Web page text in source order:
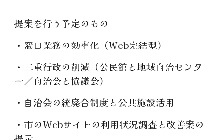
提案を行う予定のもの
・窓口業務の効率化（Web完結型）
・二重行政の削減（公民館と地域自治センタ
ー／自治会と協議会）
・自治会の統廃合制度と公共施設活用
・市のWebサイトの利用状況調査と改善案の